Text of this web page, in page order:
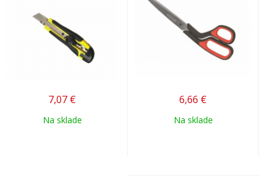
7,07 €
Na sklade
6,66 €
Na sklade